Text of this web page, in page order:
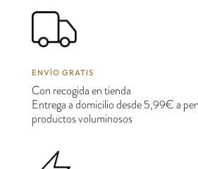
ENVÍO GRATIS
Con recogida en tienda
Entrega a domicilio desde 5,99€ a
productos voluminosos